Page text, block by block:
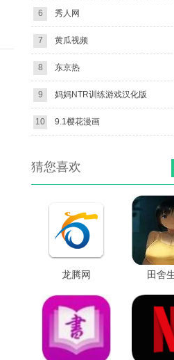
6 秀人网
7 黄瓜视频
8 东京热
9 妈妈NTR训练游戏汉化版
10 9.1樱花漫画
猜您喜欢
龙腾网
田舍